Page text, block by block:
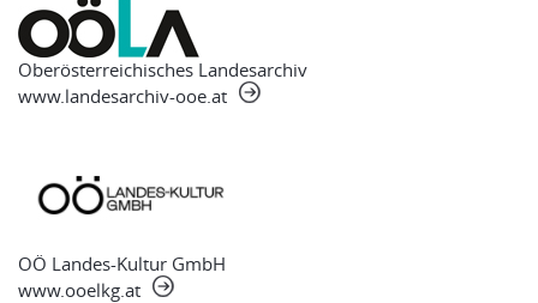
Oberösterreichisches Landesarchiv
www.landesarchiv-ooe.at
OÖ Landes-Kultur GmbH
www.ooelkg.at